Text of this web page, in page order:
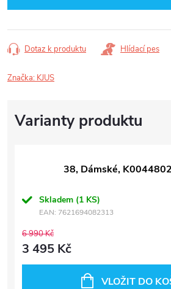
Dotaz k produktu Hlídací pes
Značka: KJUS
38, Dámské, K0044802
Skladem (1 KS)
EAN: 7621694082313
6 990 Kč
3 495 Kč
VLOŽIT DO